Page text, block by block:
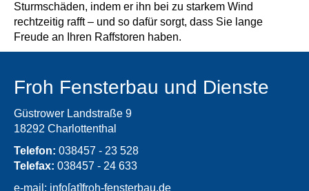
Sturmschäden, indem er ihn bei zu starkem Wind
rechtzeitig rafft – und so dafür sorgt, dass Sie lange
Freude an Ihren Raffstoren haben.
Froh Fensterbau und Dienste
Güstrower Landstraße 9
18292 Charlottenthal
Telefon: 038457 - 23 528
Telefax: 038457 - 24 633
e-mail: info[at]froh-fensterbau.de